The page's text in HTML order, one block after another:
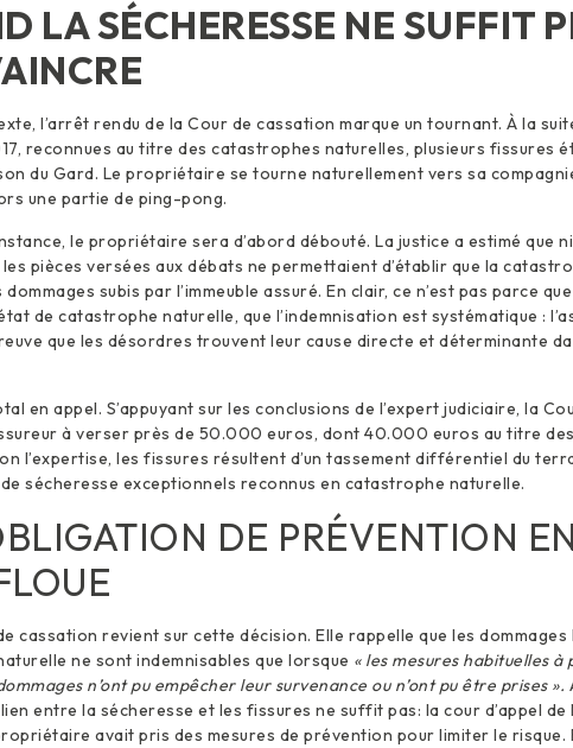
LA SÉCHERESSE NE SUFFIT
l’arrêt rendu de la Cour de cassation marque un tournant. À la
reconnues au titre des catastrophes naturelles, plusieurs fissures
du Gard. Le propriétaire se tourne naturellement vers sa
une partie de ping-pong.
le propriétaire sera d’abord débouté. La justice a estimé que
les pièces versées aux débats ne permettaient d’établir que la
dommages subis par l’immeuble assuré. En clair, ce n’est pas parce
de catastrophe naturelle, que l’indemnisation est systématique :
que les désordres trouvent leur cause directe et déterminante
en appel. S’appuyant sur les conclusions de l’expert judiciaire, la
à verser près de 50.000 euros, dont 40.000 euros au titre
l’expertise, les fissures résultent d’un tassement différentiel du
sécheresse exceptionnels reconnus en catastrophe naturelle.
DE PRÉVENTION
cassation revient sur cette décision. Elle rappelle que les dommages
ne sont indemnisables que lorsque « les mesures habituelles
n’ont pu empêcher leur survenance ou n’ont pu être prises ».
entre la sécheresse et les fissures ne suffit pas: la cour d’appel de
avait pris des mesures de prévention pour limiter le risque.